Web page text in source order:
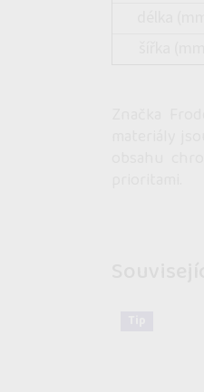
Značka
materiály
obsahu